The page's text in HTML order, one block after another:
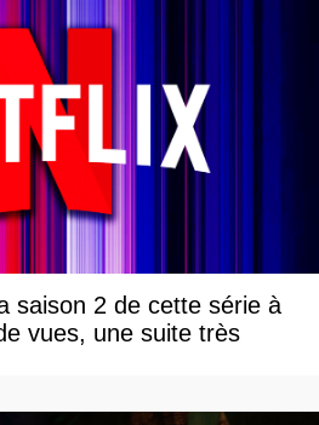
saison 2 de cette série à
vues, une suite très